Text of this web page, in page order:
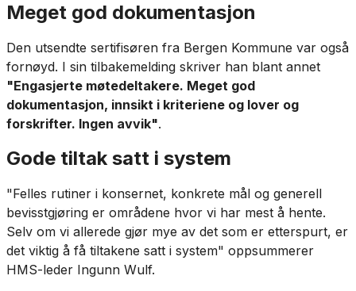
Meget god dokumentasjon
Den utsendte sertifisøren fra Bergen Kommune var også
fornøyd. I sin tilbakemelding skriver han blant annet
"Engasjerte møtedeltakere. Meget god
dokumentasjon, innsikt i kriteriene og lover og
forskrifter. Ingen avvik".
Gode tiltak satt i system
"Felles rutiner i konsernet, konkrete mål og generell
bevisstgjøring er områdene hvor vi har mest å hente.
Selv om vi allerede gjør mye av det som er etterspurt, er
det viktig å få tiltakene satt i system" oppsummerer
HMS-leder Ingunn Wulf.